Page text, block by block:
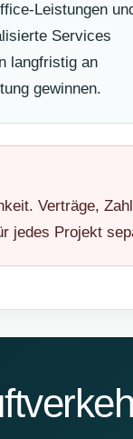
Leistungen
Services
langfristig an
gewinnen.
Verträge,
jedes Projekt